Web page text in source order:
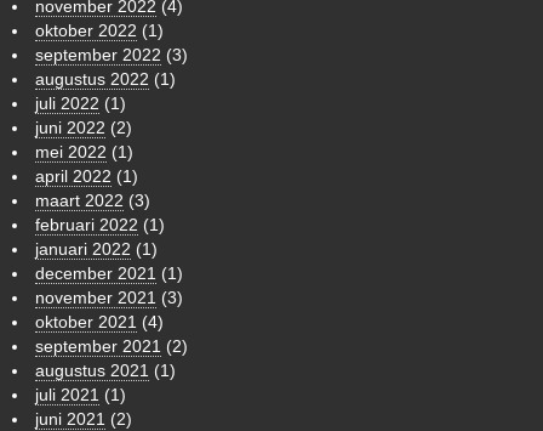
november 2022 (4)
oktober 2022 (1)
september 2022 (3)
augustus 2022 (1)
juli 2022 (1)
juni 2022 (2)
mei 2022 (1)
april 2022 (1)
maart 2022 (3)
februari 2022 (1)
januari 2022 (1)
december 2021 (1)
november 2021 (3)
oktober 2021 (4)
september 2021 (2)
augustus 2021 (1)
juli 2021 (1)
juni 2021 (2)